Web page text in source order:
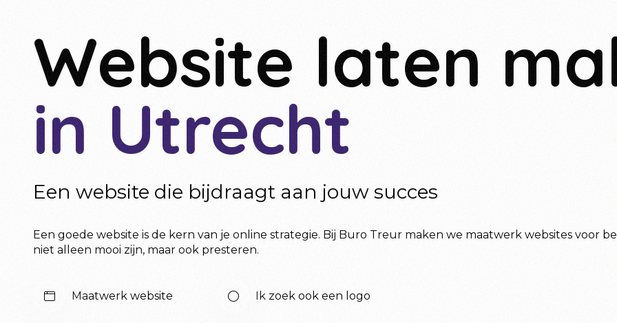
Website laten
in Utrecht
Een website die bijdraagt aan jouw succes
Een goede website is de kern van je online strategie. Bij Buro Treur maken we maatwerk websites voor
niet alleen mooi zijn, maar ook presteren.
Maatwerk website Ik zoek ook een logo